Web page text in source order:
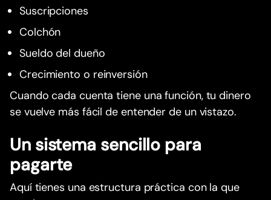
Suscripciones
Colchón
Sueldo del dueño
Crecimiento o reinversión
Cuando cada cuenta tiene una función, tu dinero
se vuelve más fácil de entender de un vistazo.
Un sistema sencillo para
pagarte
Aquí tienes una estructura práctica con la que